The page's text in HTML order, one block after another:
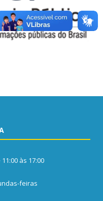
às 17:00
feiras